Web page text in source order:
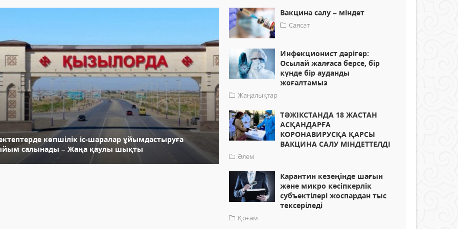
көпшілік іс-шаралар ұйымдастыруға
салынады – Жаңа қаулы шықты
Вакцина салу – міндет
Саясат
Инфекционист дәрігер:
Осылай жалғаса берсе, бір
күнде бір ауданды
жоғалтамыз
Жаңалықтар
ТӘЖІКСТАНДА 18 ЖАСТАН
АСҚАНДАРҒА
КОРОНАВИРУСҚА ҚАРСЫ
ВАКЦИНА САЛУ МІНДЕТТЕЛДІ
Әлем
Карантин кезеңінде шағын
және микро кәсіпкерлік
субъектілері жоспардан тыс
тексеріледі
Қоғам